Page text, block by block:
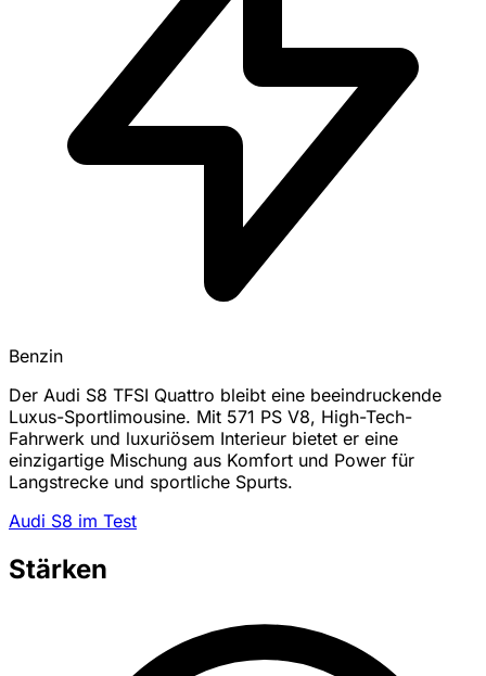
Benzin
Der Audi S8 TFSI Quattro bleibt eine beeindruckende
Luxus-Sportlimousine. Mit 571 PS V8, High-Tech-
Fahrwerk und luxuriösem Interieur bietet er eine
einzigartige Mischung aus Komfort und Power für
Langstrecke und sportliche Spurts.
Audi S8 im Test
Stärken